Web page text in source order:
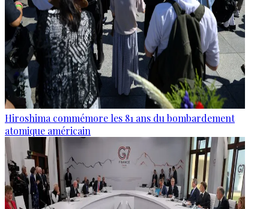
Hiroshima commémore les 81 ans du bombardement
atomique américain